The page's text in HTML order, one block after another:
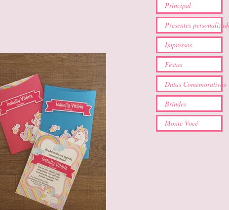
Principal
Presentes
Impressos
Festas
Datas Comemorativas
Brindes
Monte Você